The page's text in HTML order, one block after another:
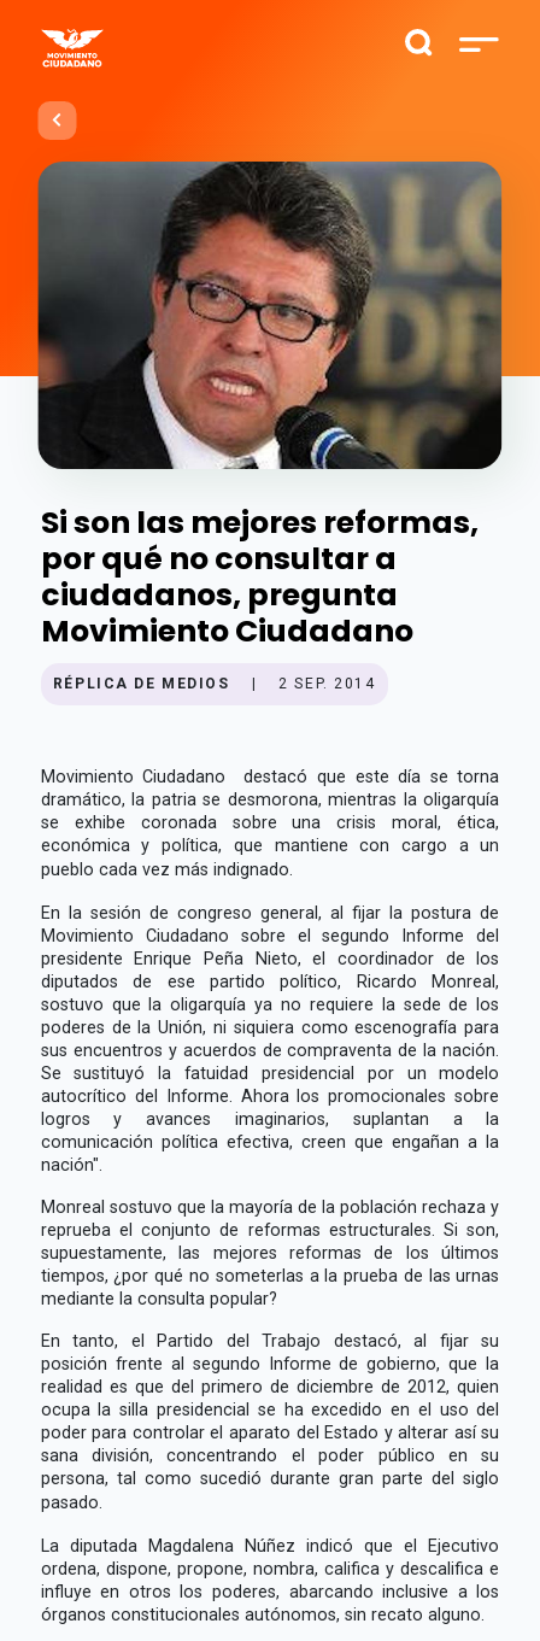
Si son las mejores reformas,
por qué no consultar a
ciudadanos, pregunta
Movimiento Ciudadano
RÉPLICA DE MEDIOS 2 SEP. 2014
Movimiento Ciudadano destacó que este día se torna
dramático, la patria se desmorona, mientras la oligarquía
se exhibe coronada sobre una crisis moral, ética,
económica y política, que mantiene con cargo a un
pueblo cada vez más indignado.
En la sesión de congreso general, al fijar la postura de
Movimiento Ciudadano sobre el segundo Informe del
presidente Enrique Peña Nieto, el coordinador de los
diputados de ese partido político, Ricardo Monreal,
sostuvo que la oligarquía ya no requiere la sede de los
poderes de la Unión, ni siquiera como escenografía para
sus encuentros y acuerdos de compraventa de la nación.
Se sustituyó la fatuidad presidencial por un modelo
autocrítico del Informe. Ahora los promocionales sobre
logros y avances imaginarios, suplantan a la
comunicación política efectiva, creen que engañan a la
nación".
Monreal sostuvo que la mayoría de la población rechaza y
reprueba el conjunto de reformas estructurales. Si son,
supuestamente, las mejores reformas de los últimos
tiempos, ¿por qué no someterlas a la prueba de las urnas
mediante la consulta popular?
En tanto, el Partido del Trabajo destacó, al fijar su
posición frente al segundo Informe de gobierno, que la
realidad es que del primero de diciembre de 2012, quien
ocupa la silla presidencial se ha excedido en el uso del
poder para controlar el aparato del Estado y alterar así su
sana división, concentrando el poder público en su
persona, tal como sucedió durante gran parte del siglo
pasado.
La diputada Magdalena Núñez indicó que el Ejecutivo
ordena, dispone, propone, nombra, califica y descalifica e
influye en otros los poderes, abarcando inclusive a los
órganos constitucionales autónomos, sin recato alguno.